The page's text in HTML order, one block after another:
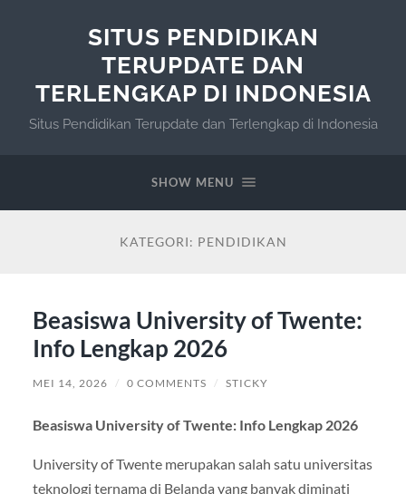
SITUS PENDIDIKAN
TERUPDATE DAN
TERLENGKAP DI INDONESIA
Situs Pendidikan Terupdate dan Terlengkap di Indonesia
SHOW MENU
KATEGORI: PENDIDIKAN
Beasiswa University of Twente:
Info Lengkap 2026
MEI 14, 2026 / 0 COMMENTS / STICKY
Beasiswa University of Twente: Info Lengkap 2026
University of Twentemerupakan salah satu universitas
teknologi ternama di Belanda yang banyak diminati